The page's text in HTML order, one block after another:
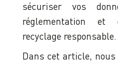
sécuriser vos
réglementation
recyclage responsable.
Dans cet article,